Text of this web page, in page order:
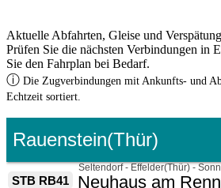
Aktuelle Abfahrten, Gleise und
Prüfen Sie die nächsten Verbindungen in
Sie den Fahrplan bei Bedarf.
ⓘ Die Zugverbindungen mit Ankunfts- und
Echtzeit sortiert.